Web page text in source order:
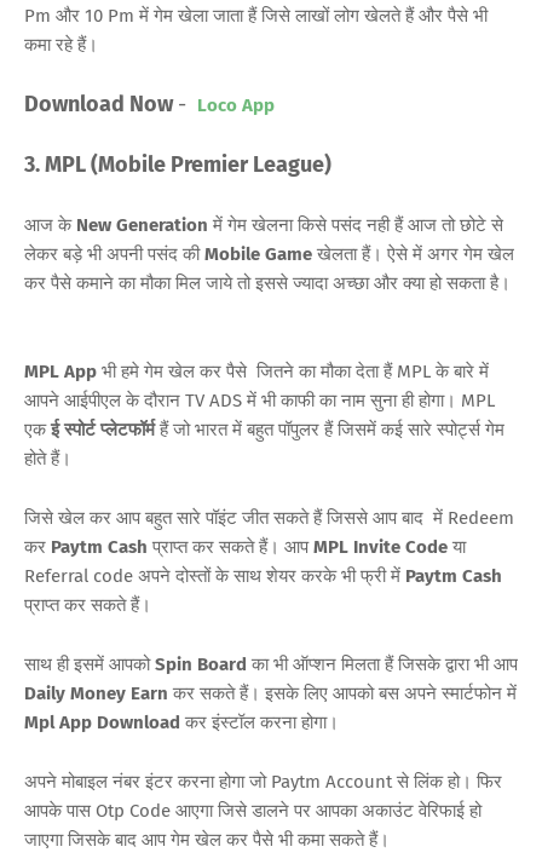
Pm और 10 Pm में गेम खेला जाता हैं जिसे लाखों लोग खेलते हैं और पैसे भी
कमा रहे हैं।
Download Now- Loco App
3. MPL (Mobile Premier League)
आज केNew Generation में गेम खेलना किसे पसंद नही हैं आज तो छोटे से
लेकर बड़े भी अपनी पसंद कीMobile Game खेलता हैं। ऐसे में अगर गेम खेल
कर पैसे कमाने का मौका मिल जाये तो इससे ज्यादा अच्छा और क्या हो सकता है।
MPL App भी हमे गेम खेल कर पैसे जितने का मौका देता हैं MPL के बारे में
आपने आईपीएल के दौरान TV ADS में भी काफी का नाम सुना ही होगा। MPL
एकई स्पोर्ट प्लेटफॉर्महैं जो भारत में बहुत पॉपुलर हैं जिसमें कई सारे स्पोर्ट्स गेम
होते हैं।
जिसे खेल कर आप बहुत सारे पॉइंट जीत सकते हैं जिससे आप बाद में Redeem
कर Paytm Cash प्राप्त कर सकते हैं। आपMPL Invite Code या
Referral code अपने दोस्तों के साथ शेयर करके भी फ्री में Paytm Cash
प्राप्त कर सकते हैं।
साथ ही इसमें आपकोSpin Board का भी ऑप्शन मिलता हैं जिसके द्वारा भी आप
Daily Money Earn कर सकते हैं। इसके लिए आपको बस अपने स्मार्टफोन में
Mpl App Download कर इंस्टॉल करना होगा।
अपने मोबाइल नंबर इंटर करना होगा जो Paytm Account से लिंक हो। फिर
आपके पास Otp Code आएगा जिसे डालने पर आपका अकाउंट वेरिफाई हो
जाएगा जिसके बाद आप गेम खेल कर पैसे भी कमा सकते हैं।